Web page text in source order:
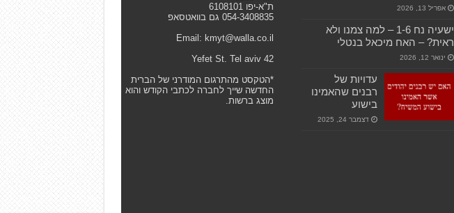
אפריל 13, 2026
ישעיה נח 1-6 – למה צמנו ולא
ראית? – האח מיכאל בנטלי
ינואר 12, 2026
עדויות של
רבנים שהאמינו
בישוע
דצמבר 24, 2025
ת"א-יפו 6108101
054-3408835 גם בוואטסאפ
Email: kmyt@walla.co.il
42 Yefet St. Tel aviv
*הטקסט מהתרגום המודרני של הברית
החדשה שייך לחברה לכתבי הקודש והוא
מוצג ברשות.